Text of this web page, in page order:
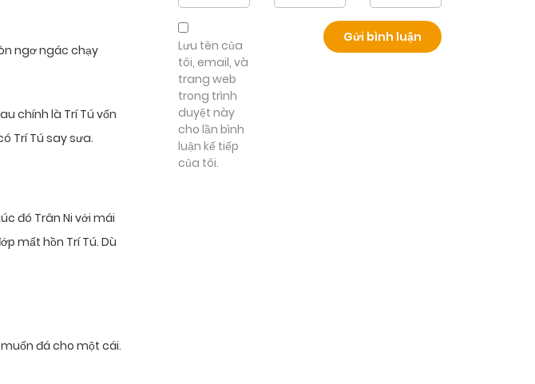
ngơ ngác chạy
chính là Trí Tú vốn
Trí Tú say sưa.
đó Trân Ni với mái
mất hồn Trí Tú. Dù
đá cho một cái.
Lưu tên của
tôi, email, và
trang web
trong trình
duyệt này
cho lần bình
luận kế tiếp
của tôi.